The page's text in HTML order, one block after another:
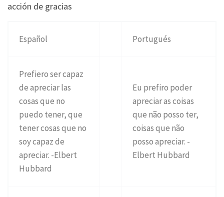
acción de gracias
Español Portugués
Prefiero ser capaz
de apreciar las
cosas que no
puedo tener, que
tener cosas que no
soy capaz de
apreciar. -Elbert
Hubbard
Eu prefiro poder
apreciar as coisas
que não posso ter,
coisas que não
posso apreciar. -
Elbert Hubbard